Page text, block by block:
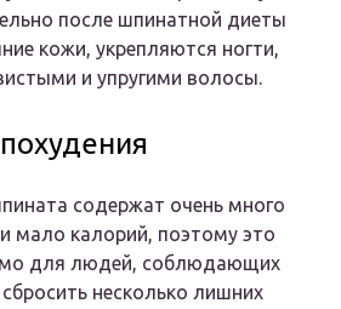
после шпинатной диеты
кожи, укрепляются ногти,
и упругими волосы.
содержат очень много
мало калорий, поэтому это
для людей, соблюдающих
несколько лишних